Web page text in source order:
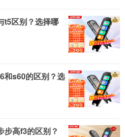
t5区别？选择哪
和s60的区别？选
步高f3的区别？